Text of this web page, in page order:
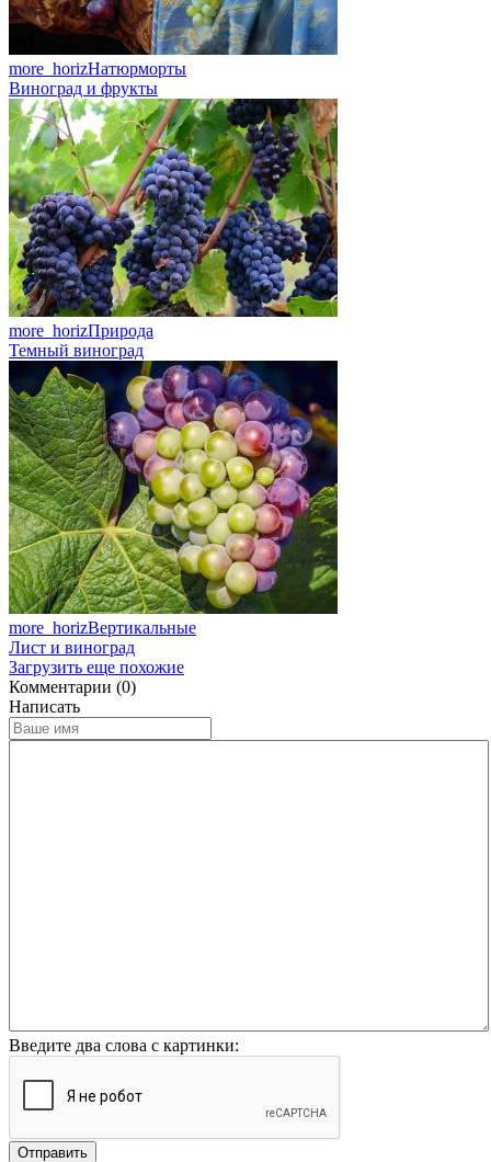
more_horizНатюрморты
Виноград и фрукты
more_horizПрирода
Темный виноград
more_horizВертикальные
Лист и виноград
Загрузить еще похожие
Комментарии (0)
Написать
Введите два слова с картинки:
Отправить